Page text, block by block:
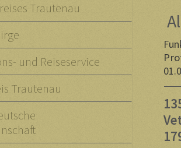
Trautenau
und Reiseservice
Trautenau